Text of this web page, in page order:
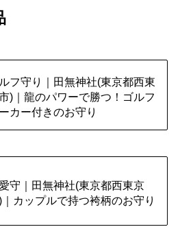
フ守り｜田無神社(東京都西東
)｜龍のパワーで勝つ！ゴルフ
カー付きのお守り
守｜田無神社(東京都西東京
カップルで持つ袴柄のお守り